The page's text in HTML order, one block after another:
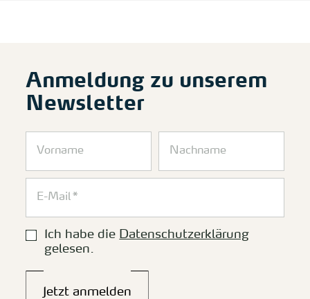
Anmeldung zu unserem
Newsletter
Ich habe die Datenschutzerklärung
gelesen.
Jetzt anmelden